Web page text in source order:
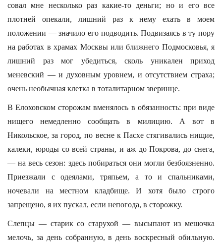
совал мне несколько раз какие-то деньги; но и его все
плотней опекали, лишний раз к нему ехать в моем
положении — значило его подводить. Подвизаясь в ту пору
на работах в храмах Москвы или ближнего Подмосковья, я
лишний раз мог убедиться, сколь уникален приход
меневский — и духовным уровнем, и отсутствием страха;
очень необычная клетка в тоталитарном зверинце.
В Елоховском сторожам вменялось в обязанность: при виде
нищего немедленно сообщать в милицию. А вот в
Никольское, за город, по весне к Пасхе стягивались нищие,
калеки, юроды со всей страны, и аж до Покрова, до снега,
— на весь сезон: здесь побираться они могли безбоязненно.
Приезжали с одеялами, тряпьем, а то и спальниками,
ночевали на местном кладбище. И хотя было строго
запрещено, я их пускал, если непогода, в сторожку.
Слепцы — старик со старухой — высыпают из мешочка
мелочь, за день собранную, в день воскресный обильную.